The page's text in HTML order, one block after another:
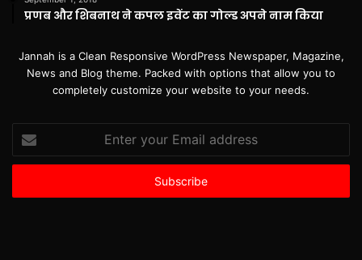
प्रणब और शिबनाथ ने कपल इवेंट का गोल्ड अपने नाम किया
Jannah is a Clean Responsive WordPress Newspaper, Magazine,
News and Blog theme. Packed with options that allow you to
completely customize your website to your needs.
your
Email